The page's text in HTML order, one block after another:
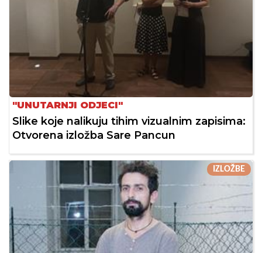
"UNUTARNJI ODJECI"
Slike koje nalikuju tihim vizualnim zapisima:
Otvorena izložba Sare Pancun
IZLOŽBE